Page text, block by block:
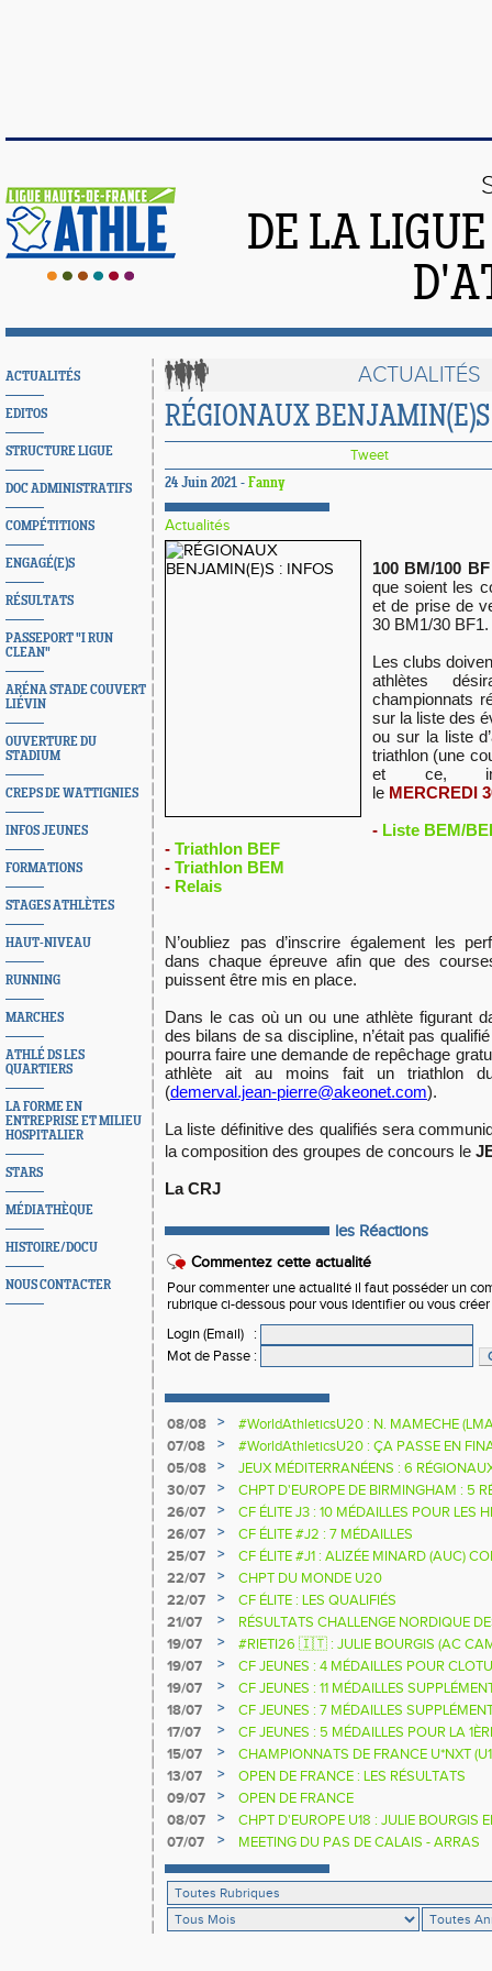
DE LA
ACTUALITÉS
EDITOS
STRUCTURE LIGUE
DOC ADMINISTRATIFS
COMPÉTITIONS
ENGAGÉ(E)S
RÉSULTATS
PASSEPORT "I RUN
CLEAN"
ARÉNA STADE COUVERT
LIÉVIN
OUVERTURE DU
STADIUM
CREPS DE WATTIGNIES
INFOS JEUNES
FORMATIONS
STAGES ATHLÈTES
HAUT-NIVEAU
RUNNING
MARCHES
ATHLÉ DS LES
QUARTIERS
LA FORME EN
ENTREPRISE ET MILIEU
HOSPITALIER
STARS
MÉDIATHÈQUE
HISTOIRE/DOCU
NOUS CONTACTER
ACTUALITÉS
RÉGIONAUX
Tweet
24 Juin 2021 - Fanny
Actualités
100 BM/100
que soient les
et de prise de
30 BM1/30 BF1.
Les clubs
athlètes
championnats
sur la liste des
ou sur la liste
triathlon (une
et ce,
le MERCREDI
- Liste BEM/
- Triathlon BEF
- Triathlon BEM
- Relais
N’oubliez pas d’inscrire également les
dans chaque épreuve afin que des
puissent être mis en place.
Dans le cas où un ou une athlète figurant
des bilans de sa discipline, n’était pas
pourra faire une demande de repêchage
athlète ait au moins fait un triathlon
(demerval.jean-pierre@akeonet.com).
La liste définitive des qualifiés sera
la composition des groupes de concours le
La CRJ
les Réactions
Commentez cette actualité
Pour commenter une actualité il faut posséder un
rubrique ci-dessous pour vous identifier ou vous
Login (Email)
:
Mot de Passe :
08/08 >
#WorldAthleticsU20 : N. MAMECHE
07/08
>
#WorldAthleticsU20 : ÇA PASSE EN
SAUTEURS
05/08 >
JEUX MÉDITERRANÉENS : 6
30/07
>
CHPT D'EUROPE DE BIRMINGHAM : 5
26/07
>
CF ÉLITE J3 : 10 MÉDAILLES POUR LES
26/07
>
CF ÉLITE #J2 : 7 MÉDAILLES
25/07
>
CF ÉLITE #J1 : ALIZÉE MINARD (AUC)
NATIONALE
22/07 >
CHPT DU MONDE U20
22/07
>
CF ÉLITE : LES QUALIFIÉS
21/07
>
RÉSULTATS CHALLENGE NORDIQUE
2025 2026
19/07 >
#RIETI26 🇮🇹 : JULIE BOURGIS (AC
D'EUROPE U18 DE LA PERCHE
19/07 >
CF JEUNES : 4 MÉDAILLES POUR
19/07
>
CF JEUNES : 11 MÉDAILLES
18/07
>
CF JEUNES : 7 MÉDAILLES
17/07
>
CF JEUNES : 5 MÉDAILLES POUR LA
15/07
>
CHAMPIONNATS DE FRANCE U*NXT
13/07
>
OPEN DE FRANCE : LES RÉSULTATS
09/07
>
OPEN DE FRANCE
08/07
>
CHPT D'EUROPE U18 : JULIE BOURGIS
07/07
> MEETING DU PAS DE CALAIS - ARRAS